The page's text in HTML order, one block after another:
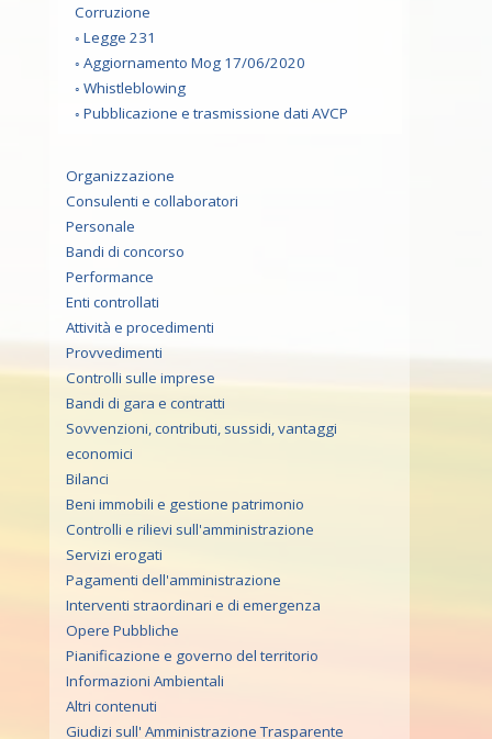
Corruzione
Legge 231
Aggiornamento Mog 17/06/2020
Whistleblowing
Pubblicazione e trasmissione dati AVCP
Organizzazione
Consulenti e collaboratori
Personale
Bandi di concorso
Performance
Enti controllati
Attività e procedimenti
Provvedimenti
Controlli sulle imprese
Bandi di gara e contratti
Sovvenzioni, contributi, sussidi, vantaggi
economici
Bilanci
Beni immobili e gestione patrimonio
Controlli e rilievi sull'amministrazione
Servizi erogati
Pagamenti dell'amministrazione
Interventi straordinari e di emergenza
Opere Pubbliche
Pianificazione e governo del territorio
Informazioni Ambientali
Altri contenuti
Giudizi sull' Amministrazione Trasparente